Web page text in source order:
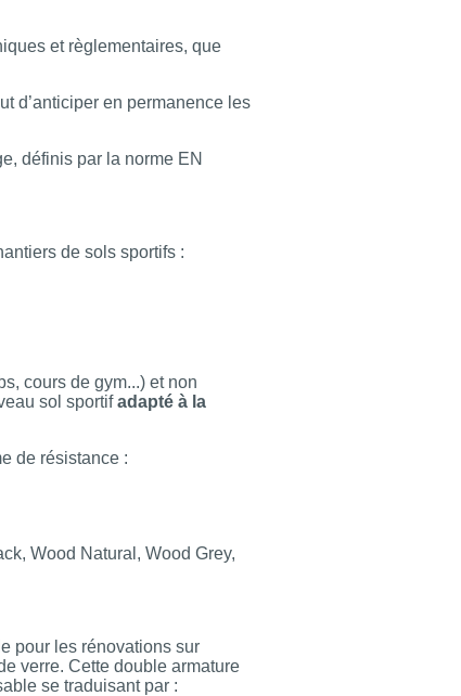
et règlementaires, que
d’anticiper en permanence les
définis par la norme EN
de sols sportifs :
cours de gym...) et non
sol sportifadapté à la
de résistance :
Wood Natural, Wood Grey,
pour les rénovations sur
verre. Cette double armature
se traduisant par :